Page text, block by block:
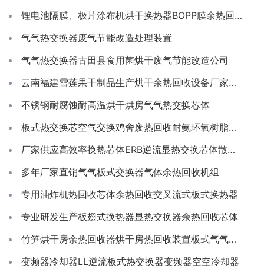
锂电池隔膜、极片涂布机烘干换热器BOPP膜余热回收装置
气气热交换器废气节能改造处理装置
气气热交换器古田县食用菌烘干废气节能改造公司
云南福建雪莲果干制品生产烘干余热回收设备厂家推荐亲水铝箔换热芯
不锈钢耐腐蚀耐高温烘干烘房气气热交换芯体
板式热交换芯空气交换鸡舍废热回收耐氨环氧树脂通风除湿换热
厂家供应高效率换热芯体ERB逆流显热交换芯体散热器
多年厂家直销气气板式交换器气体余热回收机组
专用油炸机热回收芯体余热回收交叉流式板式换热器
专业研发生产板翅式换热器显热交换器余热回收芯体
竹笋烘干房余热回收器烘干房热回收装置板式气气换热器工厂
变频器冷却器LL逆流板式热交换器变频器空空冷却器